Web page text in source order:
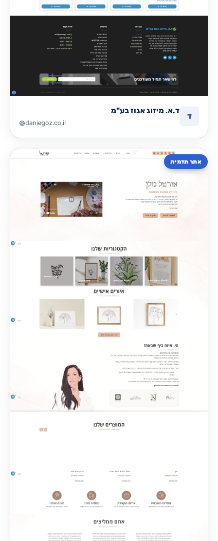
ד
ד.א. מיזוג אגוז בע"מ
daniegoz.co.il
אתר תדמית